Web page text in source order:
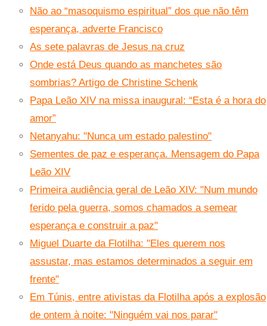
Não ao “masoquismo espiritual” dos que não têm
esperança, adverte Francisco
As sete palavras de Jesus na cruz
Onde está Deus quando as manchetes são
sombrias? Artigo de Christine Schenk
Papa Leão XIV na missa inaugural: “Esta é a hora do
amor”
Netanyahu: "Nunca um estado palestino"
Sementes de paz e esperança. Mensagem do Papa
Leão XIV
Primeira audiência geral de Leão XIV: "Num mundo
ferido pela guerra, somos chamados a semear
esperança e construir a paz"
Miguel Duarte da Flotilha: "Eles querem nos
assustar, mas estamos determinados a seguir em
frente"
Em Túnis, entre ativistas da Flotilha após a explosão
de ontem à noite: "Ninguém vai nos parar"